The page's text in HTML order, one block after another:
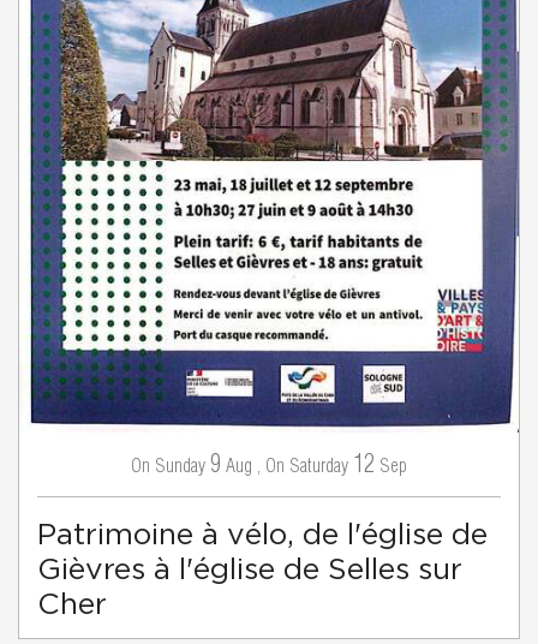
On Sunday 9 Aug , On Saturday 12 Sep
Patrimoine à vélo, de l'église de
Gièvres à l'église de Selles sur
Cher